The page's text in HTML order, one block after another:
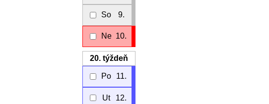
So 9.
Ne 10.
20. týždeň
Po 11.
Ut 12.